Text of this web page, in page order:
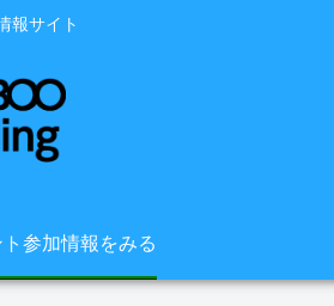
報サイト
参加情報をみる